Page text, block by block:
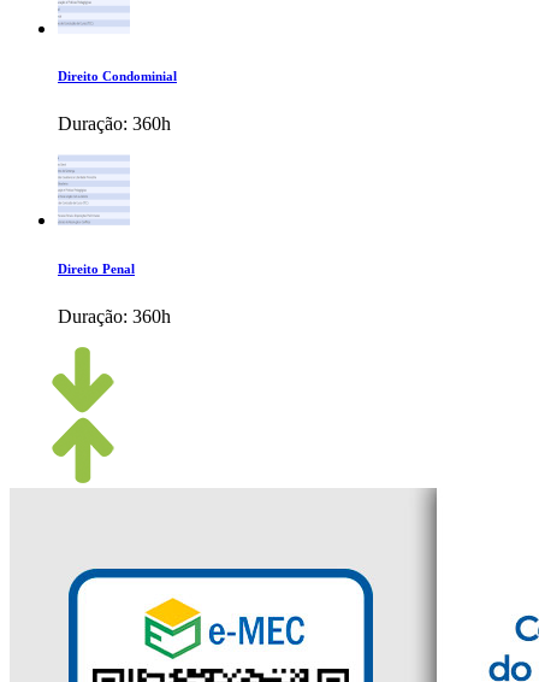
Direito Condominial
Duração: 360h
Direito Penal
Duração: 360h